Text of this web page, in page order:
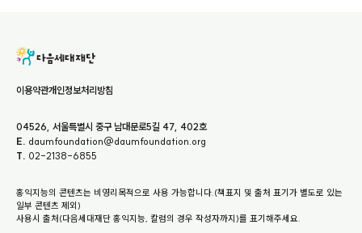
이용약관개인정보처리방침
04526, 서울특별시 중구 남대문로5길 47, 402호
E. daumfoundation@daumfoundation.org
T. 02-2138-6855
홍익지능의 콘텐츠는 비영리목적으로 사용 가능합니다.(책표지 및 출처 표기가 별도로 있는
일부 콘텐츠 제외)
사용시 출처(다음세대재단 홍익지능, 칼럼의 경우 작성자까지)를 표기해주세요.